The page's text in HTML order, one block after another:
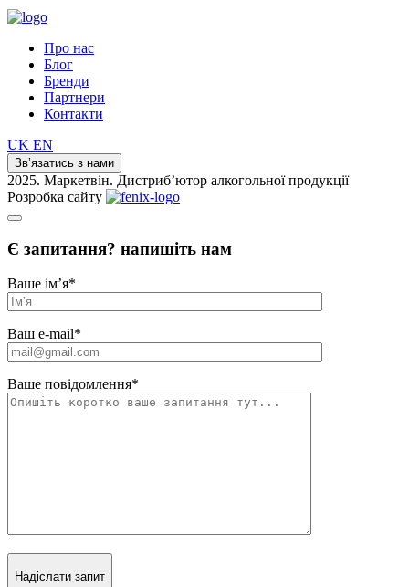
Про нас
Блог
Бренди
Партнери
Контакти
UK EN
Зв’язатись з нами
2025. Маркетвін. Дистриб’ютор алкогольної продукції
Розробка сайту
Є запитання? напишіть нам
Ваше ім’я*
Ваш e-mail*
Ваше повідомлення*
Надіслати запит